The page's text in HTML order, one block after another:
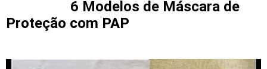
6 Modelos de Máscara de
Proteção com PAP